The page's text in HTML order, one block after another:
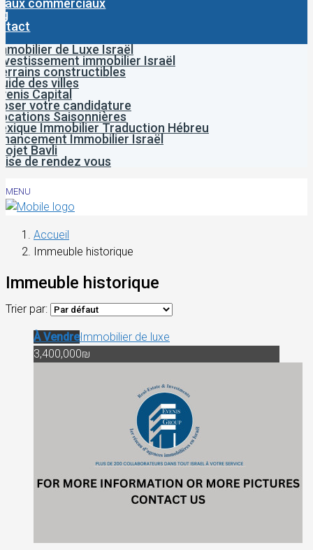
de Luxe Israël
immobilier Israël
constructibles
des villes
Capital
votre candidature
Saisonnières
Immobilier Traduction Hébreu
Immobilier Israël
Bavli
de rendez vous
MENU
Accueil
Immeuble historique
Immeuble historique
Trier par:
À VendreImmobilier de luxe
3,400,000₪